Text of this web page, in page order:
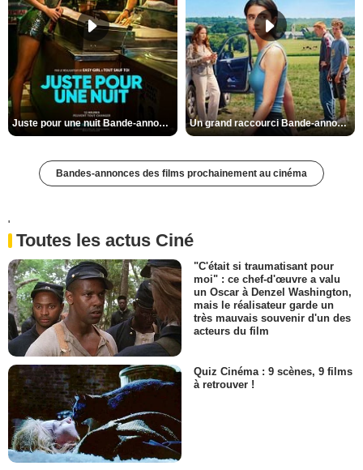
Juste pour une nuit Bande-annonce VO STFR Un grand raccourci Bande-annonce VF
Bandes-annonces des films prochainement au cinéma
'
Toutes les actus Ciné
"C'était si traumatisant pour
moi" : ce chef-d'œuvre a valu
un Oscar à Denzel Washington,
mais le réalisateur garde un
très mauvais souvenir d'un des
acteurs du film
Quiz Cinéma : 9 scènes, 9 films
à retrouver !